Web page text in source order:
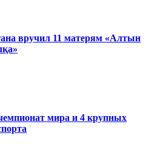
вручил 11 матерям «Алтын
мира и 4 крупных